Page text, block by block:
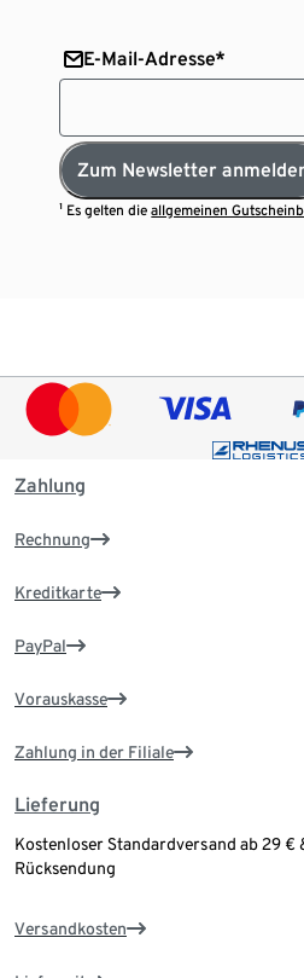
E-Mail-Adresse*
Zum Newsletter
¹ Es gelten dieallgemeinen
Zahlung
Rechnung
Kreditkarte
PayPal
Vorauskasse
Zahlung in der Filiale
Lieferung
Kostenloser Standardversand ab 29 €
Rücksendung
Versandkosten